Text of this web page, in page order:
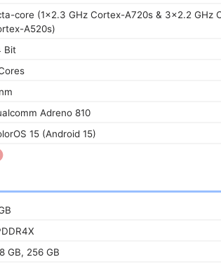
core (1x2.3 GHz Cortex-A720s & 3x2.2 GHz
A520s)
Bit
Adreno 810
15 (Android 15)
GB, 256 GB